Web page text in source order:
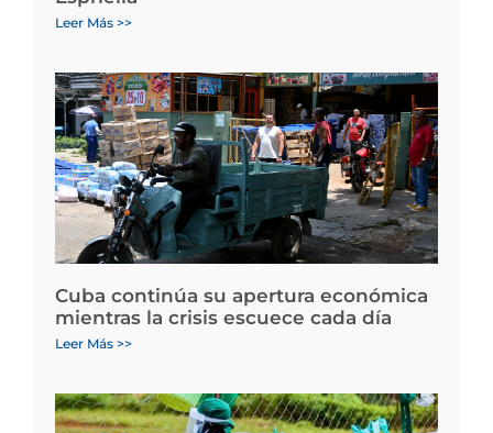
Leer Más >>
Cuba continúa su apertura económica
mientras la crisis escuece cada día
Leer Más >>